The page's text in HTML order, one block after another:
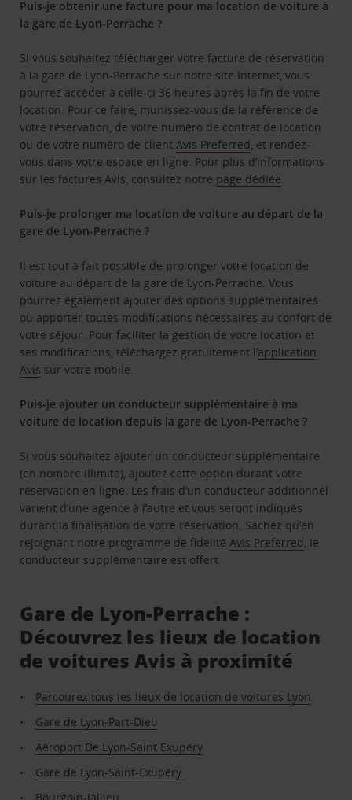
Puis-je obtenir une facture pour ma location de voiture à
la gare de Lyon-Perrache ?
Si vous souhaitez télécharger votre facture de réservation
à la gare de Lyon-Perrache sur notre site Internet, vous
pourrez accéder à celle-ci 36 heures après la fin de votre
location. Pour ce faire, munissez-vous de la référence de
votre réservation, de votre numéro de contrat de location
ou de votre numéro de clientAvis Preferred, et rendez-
vous dans votre espace en ligne. Pour plus d’informations
sur les factures Avis, consultez notre page dédiée.
Puis-je prolonger ma location de voiture au départ de la
gare de Lyon-Perrache ?
Il est tout à fait possible de prolonger votre location de
voiture au départ de la gare de Lyon-Perrache. Vous
pourrez également ajouter des options supplémentaires
ou apporter toutes modifications nécessaires au confort de
votre séjour. Pour faciliter la gestion de votre location et
ses modifications, téléchargez gratuitement l’application
Avis sur votre mobile.
Puis-je ajouter un conducteur supplémentaire à ma
voiture de location depuis la gare de Lyon-Perrache ?
Si vous souhaitez ajouter un conducteur supplémentaire
(en nombre illimité), ajoutez cette option durant votre
réservation en ligne. Les frais d’un conducteur additionnel
varient d’une agence à l’autre et vous seront indiqués
durant la finalisation de votre réservation. Sachez qu’en
rejoignant notre programme de fidélitéAvis Preferred, le
conducteur supplémentaire est offert.
Gare de Lyon-Perrache :
Découvrez les lieux de location
de voitures Avis à proximité
Parcourez tous les lieux de location de voitures Lyon
Gare de Lyon-Part-Dieu
Aéroport De Lyon-Saint Exupéry
Gare de Lyon-Saint-Exupéry